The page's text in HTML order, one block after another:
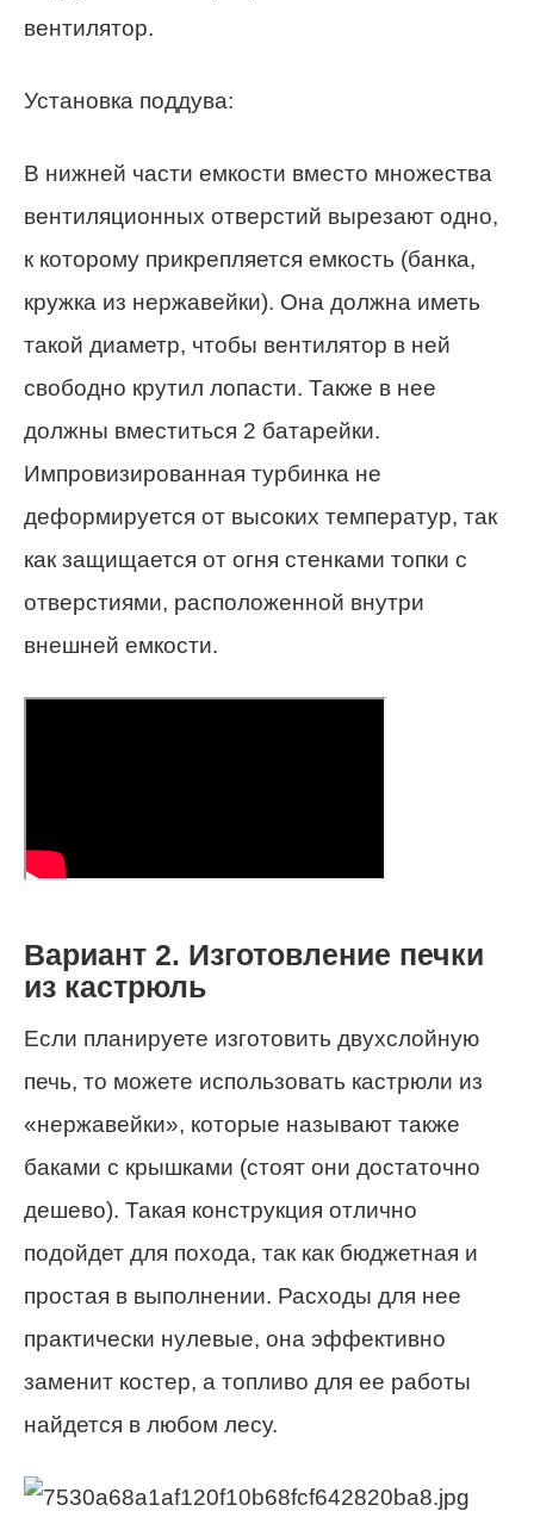
вентилятор.
Установка поддува:
В нижней части емкости вместо множества
вентиляционных отверстий вырезают одно,
к которому прикрепляется емкость (банка,
кружка из нержавейки). Она должна иметь
такой диаметр, чтобы вентилятор в ней
свободно крутил лопасти. Также в нее
должны вместиться 2 батарейки.
Импровизированная турбинка не
деформируется от высоких температур, так
как защищается от огня стенками топки с
отверстиями, расположенной внутри
внешней емкости.
Вариант 2. Изготовление печки
из кастрюль
Если планируете изготовить двухслойную
печь, то можете использовать кастрюли из
«нержавейки», которые называют также
баками с крышками (стоят они достаточно
дешево). Такая конструкция отлично
подойдет для похода, так как бюджетная и
простая в выполнении. Расходы для нее
практически нулевые, она эффективно
заменит костер, а топливо для ее работы
найдется в любом лесу.